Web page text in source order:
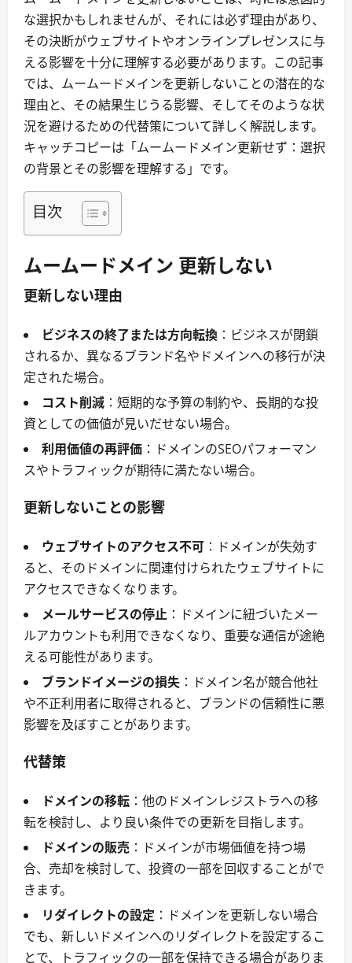
な選択かもしれませんが、それには必ず理由があり、
その決断がウェブサイトやオンラインプレゼンスに与
える影響を十分に理解する必要があります。この記事
では、ムームードメインを更新しないことの潜在的な
理由と、その結果生じうる影響、そしてそのような状
況を避けるための代替策について詳しく解説します。
キャッチコピーは「ムームードメイン更新せず：選択
の背景とその影響を理解する」です。
目次
ムームードメイン 更新しない
更新しない理由
ビジネスの終了または方向転換 ：ビジネスが閉鎖
されるか、異なるブランド名やドメインへの移行が決
定された場合。
コスト削減 ：短期的な予算の制約や、長期的な投
資としての価値が見いだせない場合。
利用価値の再評価 ：ドメインのSEOパフォーマン
スやトラフィックが期待に満たない場合。
更新しないことの影響
ウェブサイトのアクセス不可 ：ドメインが失効す
ると、そのドメインに関連付けられたウェブサイトに
アクセスできなくなります。
メールサービスの停止 ：ドメインに紐づいたメー
ルアカウントも利用できなくなり、重要な通信が途絶
える可能性があります。
ブランドイメージの損失 ：ドメイン名が競合他社
や不正利用者に取得されると、ブランドの信頼性に悪
影響を及ぼすことがあります。
代替策
ドメインの移転 ：他のドメインレジストラへの移
転を検討し、より良い条件での更新を目指します。
ドメインの販売 ：ドメインが市場価値を持つ場
合、売却を検討して、投資の一部を回収することがで
きます。
リダイレクトの設定 ：ドメインを更新しない場合
でも、新しいドメインへのリダイレクトを設定するこ
とで、トラフィックの一部を保持できる場合がありま